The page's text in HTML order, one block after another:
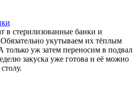
в стерилизованные банки и
укутываем их тёплым
только уж затем переносим в подвал
закуска уже готова и её можно